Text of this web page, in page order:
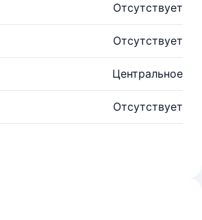
Отсутствует
Отсутствует
Центральное
Отсутствует